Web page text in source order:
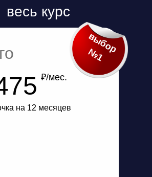
выбор
№1
₽/мес.
весь курс
на 12 месяцев